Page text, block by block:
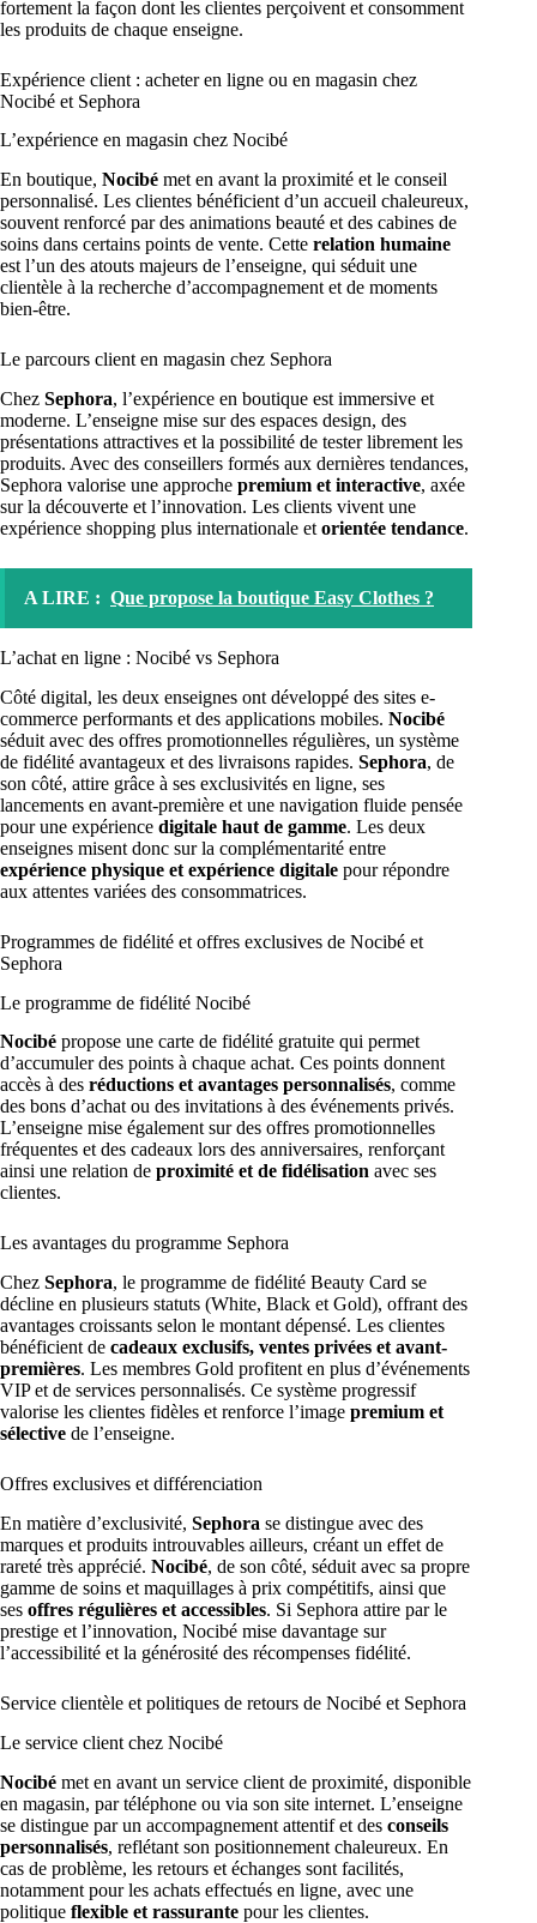
fortement la façon dont les clientes perçoivent et consomment
les produits de chaque enseigne.
Expérience client : acheter en ligne ou en magasin chez
Nocibé et Sephora
L’expérience en magasin chez Nocibé
En boutique, Nocibé met en avant la proximité et le conseil
personnalisé. Les clientes bénéficient d’un accueil chaleureux,
souvent renforcé par des animations beauté et des cabines de
soins dans certains points de vente. Cette relation humaine
est l’un des atouts majeurs de l’enseigne, qui séduit une
clientèle à la recherche d’accompagnement et de moments
bien-être.
Le parcours client en magasin chez Sephora
Chez Sephora, l’expérience en boutique est immersive et
moderne. L’enseigne mise sur des espaces design, des
présentations attractives et la possibilité de tester librement les
produits. Avec des conseillers formés aux dernières tendances,
Sephora valorise une approche premium et interactive, axée
sur la découverte et l’innovation. Les clients vivent une
expérience shopping plus internationale et orientée tendance.
A LIRE : Que propose la boutique Easy Clothes ?
L’achat en ligne : Nocibé vs Sephora
Côté digital, les deux enseignes ont développé des sites e-
commerce performants et des applications mobiles. Nocibé
séduit avec des offres promotionnelles régulières, un système
de fidélité avantageux et des livraisons rapides. Sephora, de
son côté, attire grâce à ses exclusivités en ligne, ses
lancements en avant-première et une navigation fluide pensée
pour une expérience digitale haut de gamme. Les deux
enseignes misent donc sur la complémentarité entre
expérience physique et expérience digitale pour répondre
aux attentes variées des consommatrices.
Programmes de fidélité et offres exclusives de Nocibé et
Sephora
Le programme de fidélité Nocibé
Nocibé propose une carte de fidélité gratuite qui permet
d’accumuler des points à chaque achat. Ces points donnent
accès à des réductions et avantages personnalisés, comme
des bons d’achat ou des invitations à des événements privés.
L’enseigne mise également sur des offres promotionnelles
fréquentes et des cadeaux lors des anniversaires, renforçant
ainsi une relation de proximité et de fidélisation avec ses
clientes.
Les avantages du programme Sephora
Chez Sephora, le programme de fidélité Beauty Card se
décline en plusieurs statuts (White, Black et Gold), offrant des
avantages croissants selon le montant dépensé. Les clientes
bénéficient de cadeaux exclusifs, ventes privées et avant-
premières. Les membres Gold profitent en plus d’événements
VIP et de services personnalisés. Ce système progressif
valorise les clientes fidèles et renforce l’image premium et
sélective de l’enseigne.
Offres exclusives et différenciation
En matière d’exclusivité, Sephora se distingue avec des
marques et produits introuvables ailleurs, créant un effet de
rareté très apprécié. Nocibé, de son côté, séduit avec sa propre
gamme de soins et maquillages à prix compétitifs, ainsi que
ses offres régulières et accessibles. Si Sephora attire par le
prestige et l’innovation, Nocibé mise davantage sur
l’accessibilité et la générosité des récompenses fidélité.
Service clientèle et politiques de retours de Nocibé et Sephora
Le service client chez Nocibé
Nocibé met en avant un service client de proximité, disponible
en magasin, par téléphone ou via son site internet. L’enseigne
se distingue par un accompagnement attentif et des conseils
personnalisés, reflétant son positionnement chaleureux. En
cas de problème, les retours et échanges sont facilités,
notamment pour les achats effectués en ligne, avec une
politique flexible et rassurante pour les clientes.